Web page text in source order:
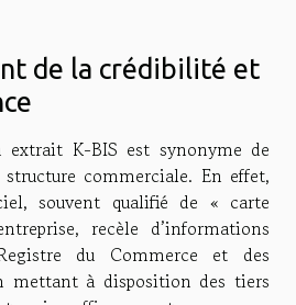
de la crédibilité et
extrait K-BIS est synonyme de
commerciale. En effet,
souvent qualifié de « carte
recèle d’informations
du Commerce et des
mettant à disposition des tiers